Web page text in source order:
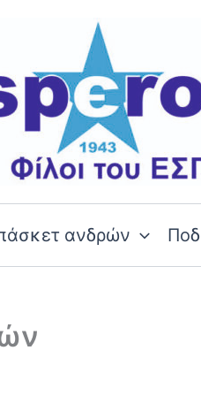
ανδρών